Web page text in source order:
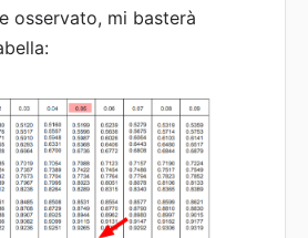
osservato, mi basterà